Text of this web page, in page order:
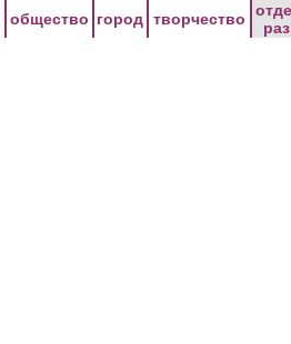
общество город творчество